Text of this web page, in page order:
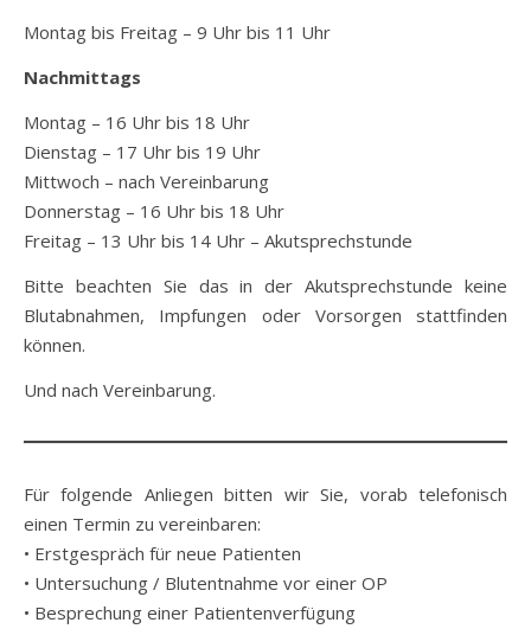
Montag bis Freitag – 9 Uhr bis 11 Uhr
Nachmittags
Montag – 16 Uhr bis 18 Uhr
Dienstag – 17 Uhr bis 19 Uhr
Mittwoch – nach Vereinbarung
Donnerstag – 16 Uhr bis 18 Uhr
Freitag – 13 Uhr bis 14 Uhr – Akutsprechstunde
Bitte beachten Sie das in der Akutsprechstunde keine
Blutabnahmen, Impfungen oder Vorsorgen stattfinden
können.
Und nach Vereinbarung.
Für folgende Anliegen bitten wir Sie, vorab telefonisch
einen Termin zu vereinbaren:
• Erstgespräch für neue Patienten
• Untersuchung / Blutentnahme vor einer OP
• Besprechung einer Patientenverfügung